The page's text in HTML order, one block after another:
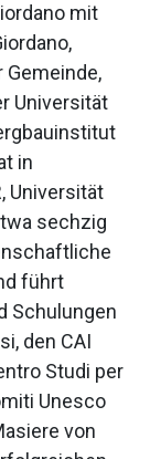
mit
Gemeinde,
Universität
in
Universität
sechzig
führt
Schulungen
den CAI
Studi per
Unesco
von